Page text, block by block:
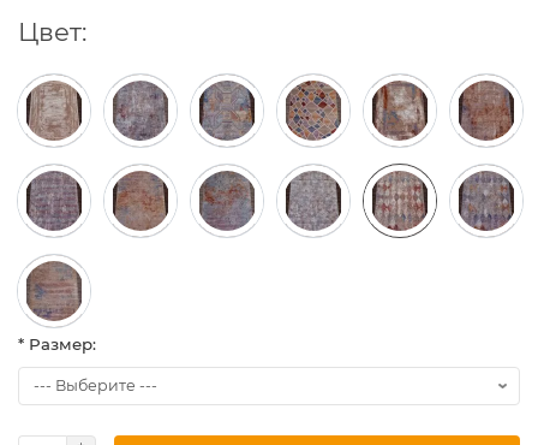
Цвет:
* Размер: